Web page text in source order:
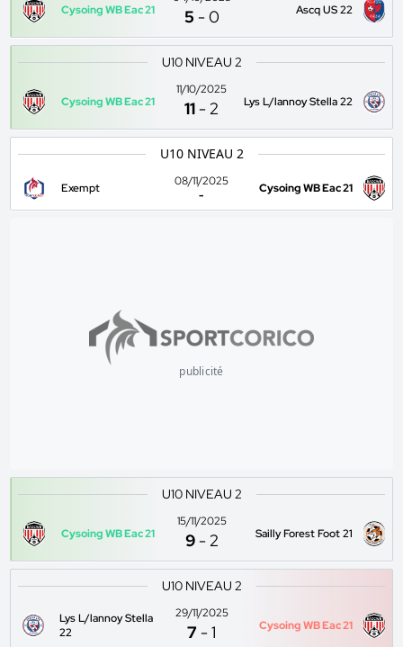
Cysoing WB Eac 21 5 -0 Ascq US 22
U10 NIVEAU 2
Cysoing WB Eac 21
11/10/2025
11 -2 Lys L/lannoy Stella 22
U10 NIVEAU 2
Exempt
08/11/2025
-
Cysoing WB Eac 21
publicité
U10 NIVEAU 2
Cysoing WB Eac 21
15/11/2025
9 -2 Sailly Forest Foot 21
U10 NIVEAU 2
Lys L/lannoy Stella
22
29/11/2025
7 -1 Cysoing WB Eac 21